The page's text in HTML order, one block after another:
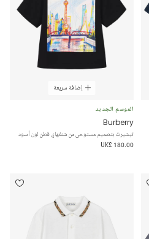
إضافة سريعة
الموسم الجديد
Burberry
تيشيرت بتصميم مستوحى من شنغهاي قطن لون أسود
UK£ 180.00